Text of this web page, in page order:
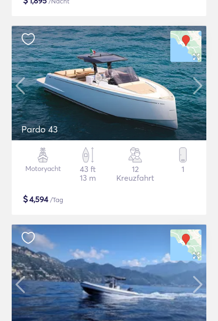
Pardo 43
Motoryacht
43 ft
13 m
12
Kreuzfahrt
1
$4,594/Tag